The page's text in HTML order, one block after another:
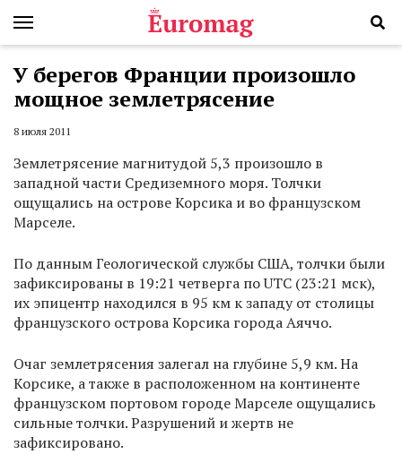
У берегов Франции произошло
мощное землетрясение
8 июля 2011
Землетрясение магнитудой 5,3 произошло в
западной части Средиземного моря. Толчки
ощущались на острове Корсика и во французском
Марселе.
По данным Геологической службы США, толчки были
зафиксированы в 19:21 четверга по UTC (23:21 мск),
их эпицентр находился в 95 км к западу от столицы
французского острова Корсика города Аяччо.
Очаг землетрясения залегал на глубине 5,9 км. На
Корсике, а также в расположенном на континенте
французском портовом городе Марселе ощущались
сильные толчки. Разрушений и жертв не
зафиксировано.